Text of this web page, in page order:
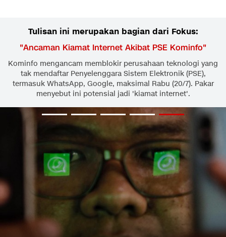
Tulisan ini merupakan bagian dari Fokus:
"Ancaman Kiamat Internet Akibat PSE Kominfo"
Kominfo mengancam memblokir perusahaan teknologi yang
tak mendaftar Penyelenggara Sistem Elektronik (PSE),
termasuk WhatsApp, Google, maksimal Rabu (20/7). Pakar
menyebut ini potensial jadi 'kiamat internet'.